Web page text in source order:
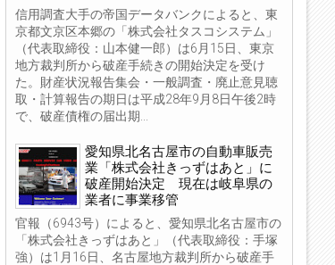
信用調査大手の帝国データバンクによると、東
京都文京区本郷の「株式会社タスコシステム」
（代表取締役：山本健一郎）は6月15日、東京
地方裁判所から破産手続きの開始決定を受け
た。財産状況報告集会・一般調査・廃止意見聴
取・計算報告の期日は平成28年9月8日午後2時
で、破産債権の届出期...
愛知県北名古屋市の自動車販売
業「株式会社きっずはあと」に
破産開始決定 現在は岐阜県の
業者に事業移管
官報（6943号）によると、愛知県北名古屋市の
「株式会社きっずはあと」（代表取締役：手塚
強）は1月16日、名古屋地方裁判所から破産手